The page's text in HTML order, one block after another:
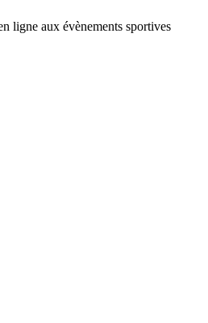
ligne aux évènements sportives